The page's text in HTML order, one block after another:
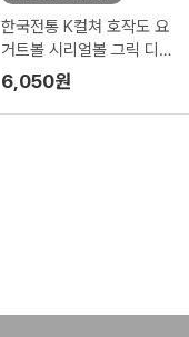
한국전통 K컬쳐 호작도 요
거트볼 시리얼볼 그릭 디저
트 머그컵 470ml 1P 기프
팅
6,050원